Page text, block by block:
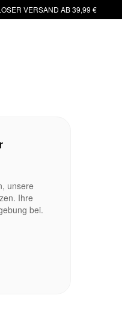
VERSAND AB 39,99 €
unsere
Ihre
bei.